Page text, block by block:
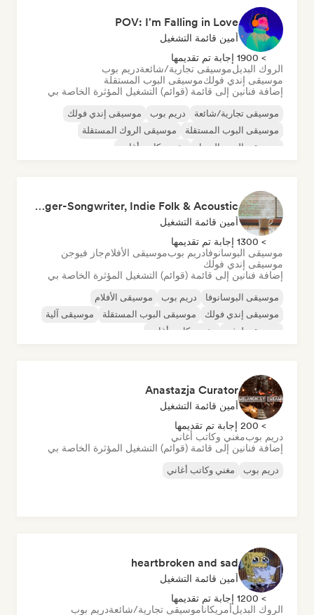
POV: I'm Falling in Love
أمين قائمة التشغيل
> 1900 إجابة تم تقديمها
الروك البديلموسيقى تجارية/شائعةدريم بوب
موسيقى إندي فولكموسيقى البوب المستقلة
إضافة فنانين إلى قائمة (قوائم) التشغيل المؤثرة الخاصة بي
موسيقى تجارية/شائعة دريم بوب
موسيقى إندي فولك
موسيقى البوب المستقلة
موسيقى الروك المستقلة
موسيقى البوب السول
مغني وكاتب أغاني
Cozy Coffeehouse ☕ Singer-Songwriter, Indie Folk & Acoustic
أمين قائمة التشغيل
> 1300 إجابة تم تقديمها
موسيقى البوسانوفادريم بوبموسيقى الأفلامجاز فيوجن
موسيقى إندي فولك
إضافة فنانين إلى قائمة (قوائم) التشغيل المؤثرة الخاصة بي
موسيقى البوسانوفا دريم بوب
موسيقى الأفلام
موسيقى إندي فولك
موسيقى البوب المستقلة
موسيقى آلية
موسيقى لوفي
مغني وكاتب أغاني
Anastazja Curator
أمين قائمة التشغيل
> 200 إجابة تم تقديمها
دريم بوبمغني وكاتب أغاني
إضافة فنانين إلى قائمة (قوائم) التشغيل المؤثرة الخاصة بي
دريم بوب مغني وكاتب أغاني
heartbroken and sad
أمين قائمة التشغيل
> 1200 إجابة تم تقديمها
الروك البديلأمريكاناموسيقى تجارية/شائعةدريم بوب